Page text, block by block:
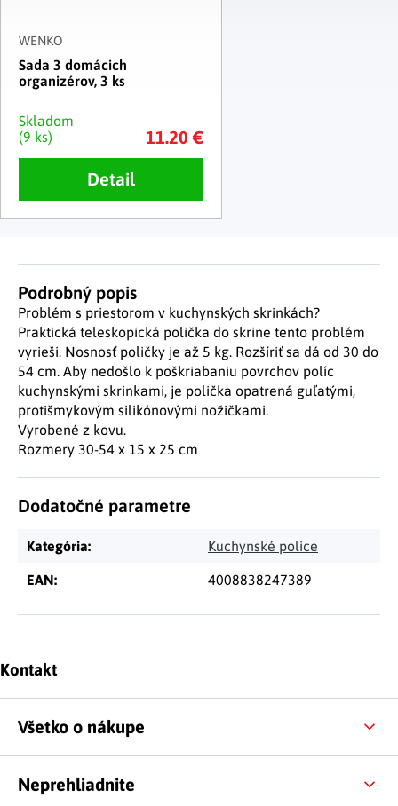
WENKO
Sada 3 domácich
organizérov, 3 ks
Skladom
(9 ks)
11.20 €
Detail
Podrobný popis
Problém s priestorom v kuchynských skrinkách?
Praktická teleskopická polička do skrine tento problém
vyrieši. Nosnosť poličky je až 5 kg. Rozšíriť sa dá od 30 do
54 cm. Aby nedošlo k poškriabaniu povrchov políc
kuchynskými skrinkami, je polička opatrená guľatými,
protišmykovým silikónovými nožičkami.
Vyrobené z kovu.
Rozmery 30-54 x 15 x 25 cm
Dodatočné parametre
Kategória: Kuchynské police
EAN: 4008838247389
Zápätie
Kontakt
Všetko o nákupe
Neprehliadnite